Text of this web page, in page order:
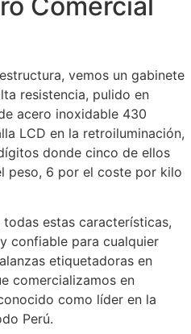
vemos un gabinete
resistencia, pulido en
acero inoxidable 430
LCD en la retroiluminación,
donde cinco de ellos
peso, 6 por el coste por kilo
estas características,
confiable para cualquier
etiquetadoras en
comercializamos en
como líder en la
Perú.